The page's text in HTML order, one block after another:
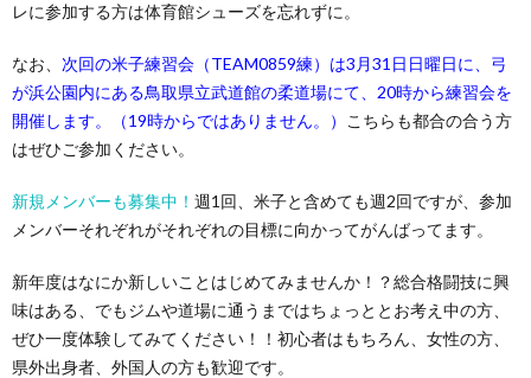
レに参加する方は体育館シューズを忘れずに。
なお、 次回の米子練習会（TEAM0859練）は3月31日日曜日に、弓
が浜公園内にある鳥取県立武道館の柔道場にて、20時から練習会を
開催します。（19時からではありません。）
こちらも都合の合う方
はぜひご参加ください。
新規メンバーも募集中！ 週1回、米子と含めても週2回ですが、参加
メンバーそれぞれがそれぞれの目標に向かってがんばってます。
新年度はなにか新しいことはじめてみませんか！？総合格闘技に興
味はある、でもジムや道場に通うまではちょっととお考え中の方、
ぜひ一度体験してみてください！！初心者はもちろん、女性の方、
県外出身者、外国人の方も歓迎です。